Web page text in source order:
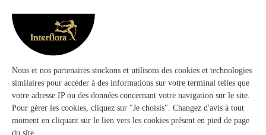
En adhérant pour 24,95€/anseulement et sans
engagement, vous bénéficiezd'offres
promotionnellesetdes frais de livraison offerts en
illimité
toutes vos commandes pendant 12 mois, où